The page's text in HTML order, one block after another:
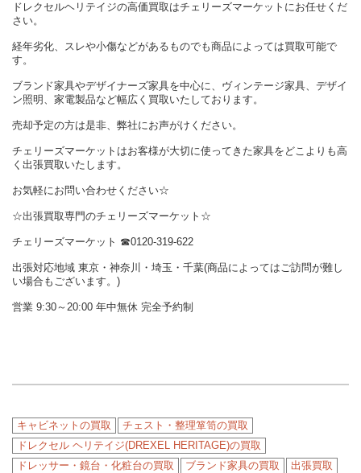
ドレクセルヘリテイジの高価買取はチェリーズマーケットにお任せくだ
さい。
経年劣化、スレや小傷などがあるものでも商品によっては買取可能で
す。
ブランド家具やデザイナーズ家具を中心に、ヴィンテージ家具、デザイ
ン照明、家電製品など幅広く買取いたしております。
売却予定の方は是非、弊社にお声がけください。
チェリーズマーケットはお客様が大切に使ってきた家具をどこよりも高
く出張買取いたします。
お気軽にお問い合わせください☆
☆出張買取専門のチェリーズマーケット☆
チェリーズマーケット ☎︎0120-319-622
出張対応地域 東京・神奈川・埼玉・千葉(商品によってはご訪問が難し
い場合もございます。)
営業 9:30～20:00 年中無休 完全予約制
キャビネットの買取
チェスト・整理箪笥の買取
ドレクセル ヘリテイジ(DREXEL HERITAGE)の買取
ドレッサー・鏡台・化粧台の買取
ブランド家具の買取
出張買取